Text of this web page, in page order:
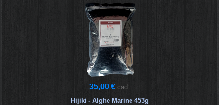
35,00 € cad.
Hijiki - Alghe Marine 453g